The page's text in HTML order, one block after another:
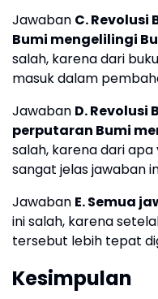
Jawaban C.
Bumi mengelilingi
salah, karena dari
masuk dalam
Jawaban D. Revolusi
perputaran Bumi
salah, karena dari
sangat jelas jawaban
Jawaban E. Semua
ini salah, karena
tersebut lebih tepat
Kesimpulan